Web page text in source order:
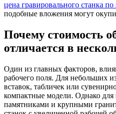
цена гравировального станка
подобные вложения могут
Почему стоимость
отличается в
Один из главных факторов,
рабочего поля. Для небольших
вставок, табличек или
компактные модели. Однако
памятниками и крупными